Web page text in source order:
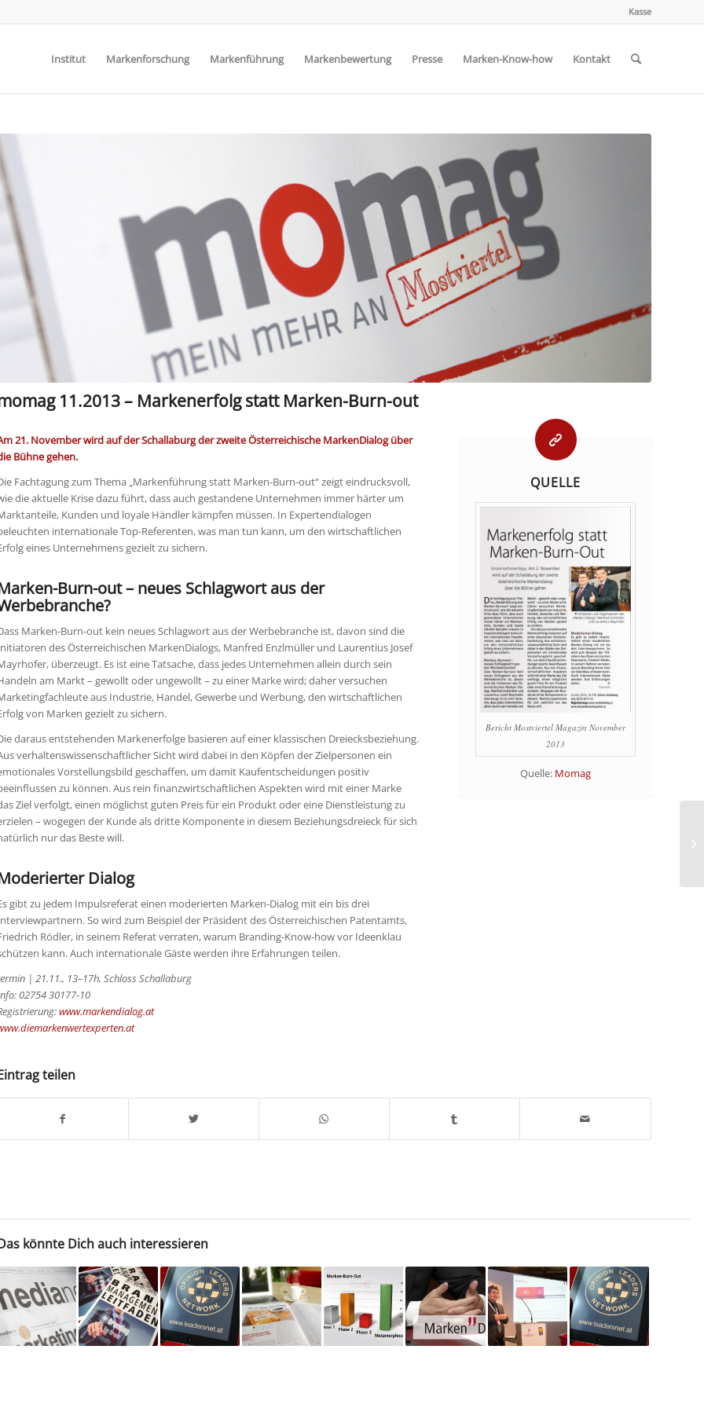
Kasse
Institut Markenforschung Markenführung Markenbewertung Presse Marken-Know-how Kontakt
11.2013 – Markenerfolg statt Marken-Burn-out
21. November wird auf der Schallaburg der zweite Österreichische MarkenDialog über
Bühne gehen.
Fachtagung zum Thema „Markenführung statt Marken-Burn-out“ zeigt eindrucksvoll,
die aktuelle Krise dazu führt, dass auch gestandene Unternehmen immer härter um
Kunden und loyale Händler kämpfen müssen. In Expertendialogen
internationale Top-Referenten, was man tun kann, um den wirtschaftlichen
eines Unternehmens gezielt zu sichern.
Burn-out – neues Schlagwort aus der
Marken-Burn-out kein neues Schlagwort aus der Werbebranche ist, davon sind die
des Österreichischen MarkenDialogs, Manfred Enzlmüller und Laurentius Josef
überzeugt. Es ist eine Tatsache, dass jedes Unternehmen allein durch sein
am Markt – gewollt oder ungewollt – zu einer Marke wird; daher versuchen
aus Industrie, Handel, Gewerbe und Werbung, den wirtschaftlichen
von Marken gezielt zu sichern.
daraus entstehenden Markenerfolge basieren auf einer klassischen Dreiecksbeziehung.
verhaltenswissenschaftlicher Sicht wird dabei in den Köpfen der Zielpersonen ein
Vorstellungsbild geschaffen, um damit Kaufentscheidungen positiv
zu können. Aus rein finanzwirtschaftlichen Aspekten wird mit einer Marke
Ziel verfolgt, einen möglichst guten Preis für ein Produkt oder eine Dienstleistung zu
– wogegen der Kunde als dritte Komponente in diesem Beziehungsdreieck für sich
nur das Beste will.
Dialog
gibt zu jedem Impulsreferat einen moderierten Marken-Dialog mit ein bis drei
So wird zum Beispiel der Präsident des Österreichischen Patentamts,
Rödler, in seinem Referat verraten, warum Branding-Know-how vor Ideenklau
kann. Auch internationale Gäste werden ihre Erfahrungen teilen.
| 21.11., 13–17h, Schloss Schallaburg
02754 30177-10
www.markendialog.at
QUELLE
Bericht Mostviertel Magazin November
2013
Quelle: Momag
teilen
könnte Dich auch interessieren